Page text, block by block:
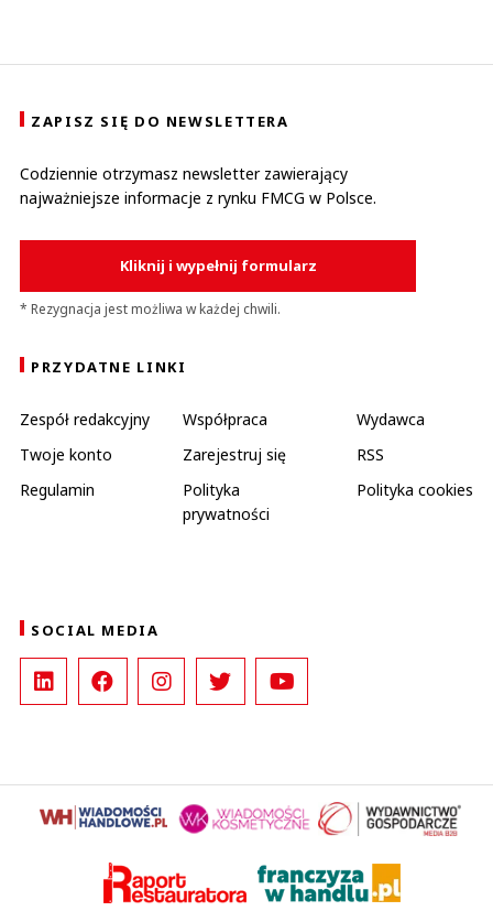
ZAPISZ SIĘ DO NEWSLETTERA
Codziennie otrzymasz newsletter zawierający
najważniejsze informacje z rynku FMCG w Polsce.
Kliknij i wypełnij formularz
* Rezygnacja jest możliwa w każdej chwili.
PRZYDATNE LINKI
Zespół redakcyjny Współpraca
Wydawca
Twoje konto
Zarejestruj się
RSS
Regulamin
Polityka
prywatności
Polityka cookies
SOCIAL MEDIA